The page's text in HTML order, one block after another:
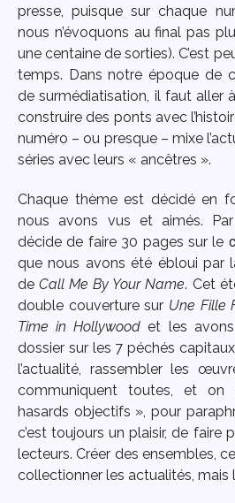
presse, puisque sur chaque
nous n’évoquons au final pas
une centaine de sorties). C’est
temps. Dans notre époque de
de surmédiatisation, il faut aller à
construire des ponts avec
numéro – ou presque – mixe
séries avec leurs « ancêtres ».
Chaque thème est décidé en
nous avons vus et aimés.
décide de faire 30 pages sur le
que nous avons été ébloui par
deCall Me By Your Name. Cet
double couverture sur Une Fille
Time in Hollywood et les
dossier sur les 7 péchés
l’actualité, rassembler les
communiquent toutes, et
hasards objectifs », pour
c’est toujours un plaisir, de faire
lecteurs. Créer des ensembles,
collectionner les actualités, mais